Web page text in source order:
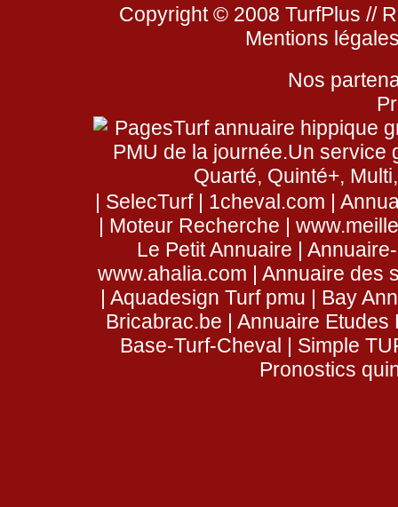
Copyright © 2008 TurfPlus //
Mentions
Nos
| SelecTurf| 1cheval.com |
| Moteur Recherche |
Le Petit Annuaire |
www.ahalia.com | Annuaire des
| Aquadesign Turf pmu | Bay
Bricabrac.be | Annuaire Etudes
Base-Turf-Cheval | Simple
Pronostics